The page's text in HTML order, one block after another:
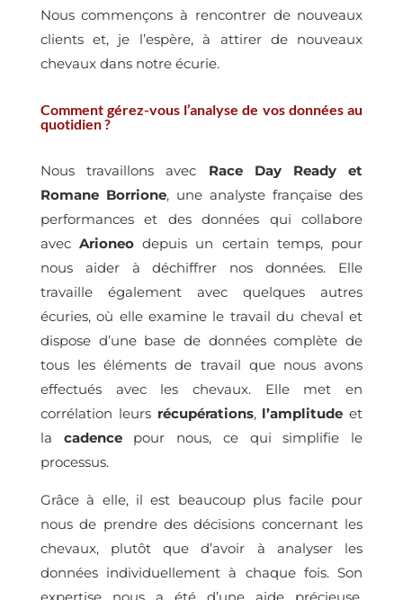
Nous commençons à rencontrer de nouveaux
clients et, je l’espère, à attirer de nouveaux
chevaux dans notre écurie.
Comment gérez-vous l’analyse de vos données au
quotidien ?
Nous travaillons avec Race Day Ready et
Romane Borrione, une analyste française des
performances et des données qui collabore
avecArioneo depuis un certain temps, pour
nous aider à déchiffrer nos données. Elle
travaille également avec quelques autres
écuries, où elle examine le travail du cheval et
dispose d’une base de données complète de
tous les éléments de travail que nous avons
effectués avec les chevaux. Elle met en
corrélation leurs récupérations, l’amplitude et
la cadencepour nous, ce qui simplifie le
processus.
Grâce à elle, il est beaucoup plus facile pour
nous de prendre des décisions concernant les
chevaux, plutôt que d’avoir à analyser les
données individuellement à chaque fois. Son